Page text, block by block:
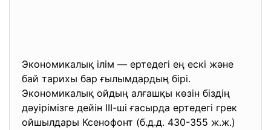
Экономикалық ілім — ертедегі ең ескі және
бай тарихы бар ғылымдардың бірі.
Экономикалық ойдың алғашқы көзін біздің
дәуірімізге дейін ІІІ-ші ғасырда ертедегі грек
ойшылдары Ксенофонт (б.д.д. 430-355 ж.ж.)